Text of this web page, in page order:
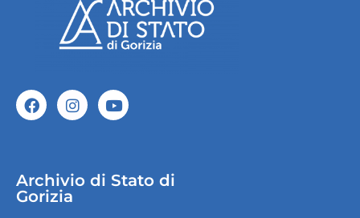
Archivio di Stato di
Gorizia